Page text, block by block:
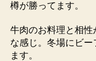
樽が勝ってます。
牛肉のお料理と相
な感じ。冬場にビ
ます。